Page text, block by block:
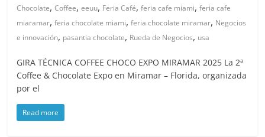
Chocolate,Coffee,eeuu, Feria Café,feria cafe miami,feria cafe
miaramar,feria chocolate miami,feria chocolate miramar, Negocios
e innovación, pasantia chocolate, Rueda de Negocios, usa
GIRA TÉCNICA COFFEE CHOCO EXPO MIRAMAR 2025 La 2ª
Coffee & Chocolate Expo en Miramar – Florida, organizada
por el
Read more